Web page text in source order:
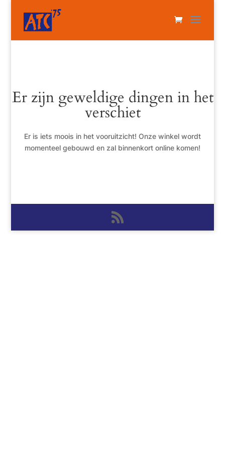
Er zijn geweldige dingen in het
verschiet
Er is iets moois in het vooruitzicht! Onze winkel wordt
momenteel gebouwd en zal binnenkort online komen!